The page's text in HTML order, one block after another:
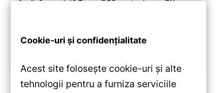
Analiză completă Teyes CC3 pentru Lexus RX:
Cookie-uri și confidențialitate
Acest site folosește cookie-uri și alte
tehnologii pentru a furniza serviciile